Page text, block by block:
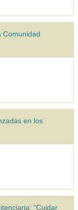
Comunidad
en los
“Cuidar